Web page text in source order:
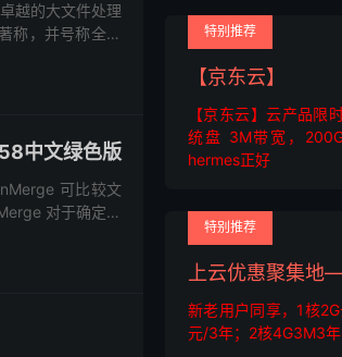
越的大文件处理
称，并号称全球
中文绿色版
可比较文
对于确定项
特别推荐
【京东云】
【京东云】云产品限
统盘 3M带宽，
hermes正好
特别推荐
上云优惠聚集
新老用户同享，1核
元/3年；2核4G3M3